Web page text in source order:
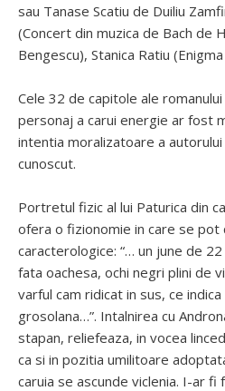
sau Tanase Scatiu de Duiliu
(Concert din muzica de Bach de
Bengescu), Stanica Ratiu
Cele 32 de capitole ale
personaj a carui energie ar fost
intentia moralizatoare a
cunoscut.
Portretul fizic al lui Paturica din
ofera o fizionomie in care se pot
caracterologice: “… un june de
fata oachesa, ochi negri plini de
varful cam ridicat in sus, ce
grosolana…”. Intalnirea cu
stapan, reliefeaza, in vocea
ca si in pozitia umilitoare
caruia se ascunde viclenia. I-ar